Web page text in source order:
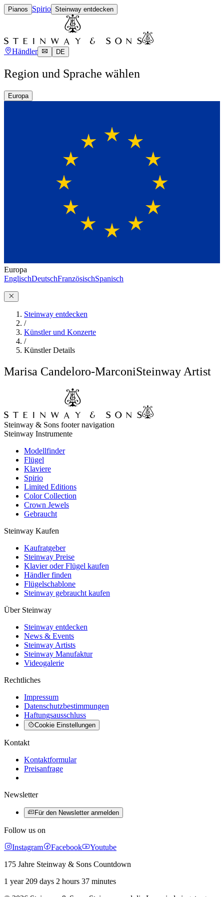
Pianos Spirio Steinway entdecken
Händler DE
Region und Sprache wählen
Europa
Europa
EnglischDeutschFranzösischSpanisch
Steinway entdecken
/
Künstler und Konzerte
/
Künstler Details
Marisa Candeloro-MarconiSteinway Artist
Steinway & Sons footer navigation
Steinway Instrumente
Modellfinder
Flügel
Klaviere
Spirio
Limited Editions
Color Collection
Crown Jewels
Gebraucht
Steinway Kaufen
Kaufratgeber
Steinway Preise
Klavier oder Flügel kaufen
Händler finden
Flügelschablone
Steinway gebraucht kaufen
Über Steinway
Steinway entdecken
News & Events
Steinway Artists
Steinway Manufaktur
Videogalerie
Rechtliches
Impressum
Datenschutzbestimmungen
Haftungsausschluss
Cookie Einstellungen
Kontakt
Kontaktformular
Preisanfrage
Newsletter
Für den Newsletter anmelden
Follow us on
Instagram
Facebook
Youtube
175 Jahre Steinway & Sons Countdown
1 year 209 days 2 hours 37 minutes